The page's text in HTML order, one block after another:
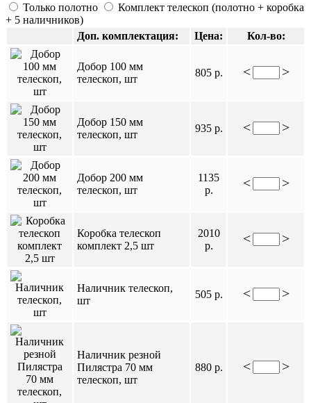
Только полотно
Комплект телескоп (полотно + коробка
+ 5 наличников)
Доп. комплектация:
Цена: Кол-во:
Добор 100 мм
телескоп, шт
805 р. < >
Добор 150 мм
телескоп, шт
935 р. < >
Добор 200 мм
телескоп, шт
1135
р.
< >
Коробка телескоп
комплект 2,5 шт
2010
р.
< >
Наличник телескоп,
шт
505 р. < >
Наличник резной
Пилястра 70 мм
телескоп, шт
880 р. < >